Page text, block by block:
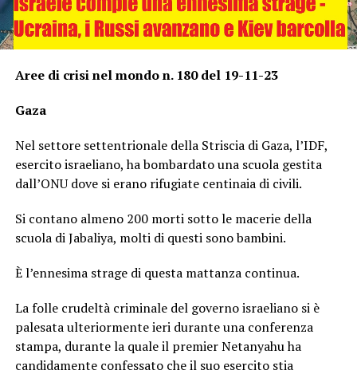
Aree di crisi nel mondo n. 180 del 19-11-23
Gaza
Nel settore settentrionale della Striscia di Gaza, l’IDF,
esercito israeliano, ha bombardato una scuola gestita
dall’ONU dove si erano rifugiate centinaia di civili.
Si contano almeno 200 morti sotto le macerie della
scuola di Jabaliya, molti di questi sono bambini.
È l’ennesima strage di questa mattanza continua.
La folle crudeltà criminale del governo israeliano si è
palesata ulteriormente ieri durante una conferenza
stampa, durante la quale il premier Netanyahu ha
candidamente confessato che il suo esercito stia